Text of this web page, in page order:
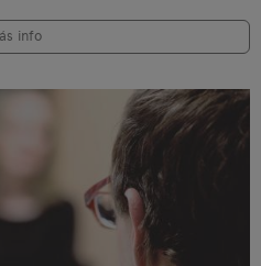
info